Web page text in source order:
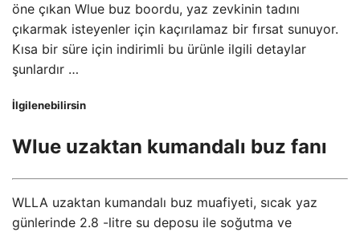
öne çıkan Wlue buz boordu, yaz zevkinin tadını
çıkarmak isteyenler için kaçırılamaz bir fırsat sunuyor.
Kısa bir süre için indirimli bu ürünle ilgili detaylar
şunlardır …
İlgilenebilirsin
Wlue uzaktan kumandalı buz fanı
WLLA uzaktan kumandalı buz muafiyeti, sıcak yaz
günlerinde 2.8 -litre su deposu ile soğutma ve